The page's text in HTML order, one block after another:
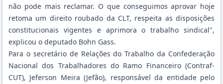
não pode mais reclamar. O que conseguimos aprovar hoje
retoma um direito roubado da CLT, respeita as disposições
constitucionais vigentes e aprimora o trabalho sindical",
explicou o deputado Bohn Gass.
Para o secretário de Relações do Trabalho da Confederação
Nacional dos Trabalhadores do Ramo Financeiro (Contraf-
CUT), Jeferson Meira (Jefão), responsável da entidade pelo